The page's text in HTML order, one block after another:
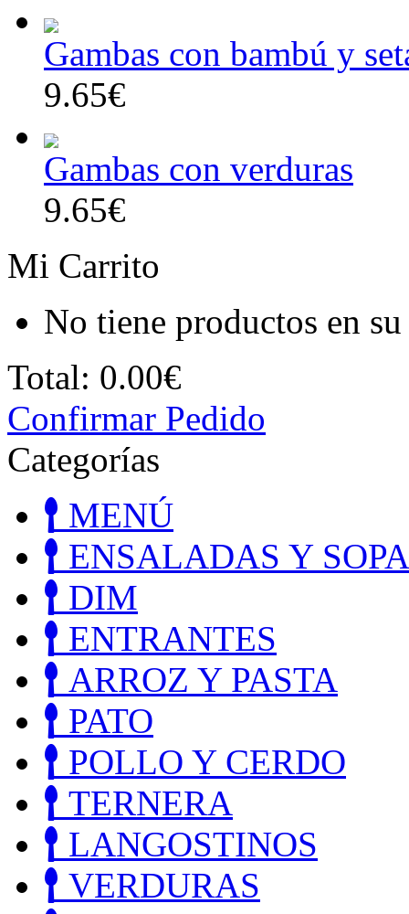
Gambas con bambú y
9.65€
Gambas con verduras
9.65€
Mi Carrito
No tiene productos en
Total: 0.00€
Confirmar Pedido
Categorías
MENÚ
ENSALADAS Y
DIM
ENTRANTES
ARROZ Y PASTA
PATO
POLLO Y CERDO
TERNERA
LANGOSTINOS
VERDURAS